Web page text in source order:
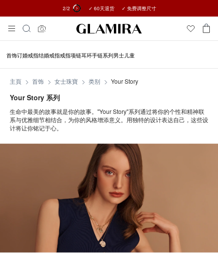
2/2 所有订单15%优惠 →
✓ 60天退货 ✓ 免费调整尺寸
To
Content
搜
首饰订婚戒指结婚戒指戒指项链耳环手链系列男士儿童
主頁 首饰 女士珠寶 类别 Your Story
Your Story 系列
生命中最美的故事就是你的故事。"Your Story"系列通过将你的个性和精神联
系与优雅细节相结合，为你的风格增添意义。用独特的设计表达自己，这些设
计将让你铭记于心。